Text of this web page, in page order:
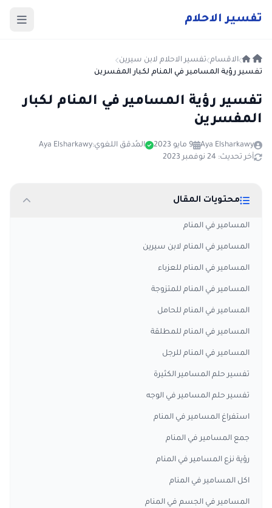
تفسير الاحلام
الاقسام تفسير الاحلام لابن سيرين
تفسير رؤية المسامير في المنام لكبار المفسرين
تفسير رؤية المسامير في المنام لكبار
المفسرين
Aya Elsharkawy 9 مايو 2023 المُدقق اللغوي:Aya Elsharkawy
آخر تحديث: 24 نوفمبر 2023
محتويات المقال
المسامير في المنام
المسامير في المنام لابن سيرين
المسامير في المنام للعزباء
المسامير في المنام للمتزوجة
المسامير في المنام للحامل
المسامير في المنام للمطلقة
المسامير في المنام للرجل
تفسير حلم المسامير الكثيرة
تفسير حلم المسامير في الوجه
استفراغ المسامير في المنام
جمع المسامير في المنام
رؤية نزع المسامير في المنام
اكل المسامير في المنام
المسامير في الجسم في المنام